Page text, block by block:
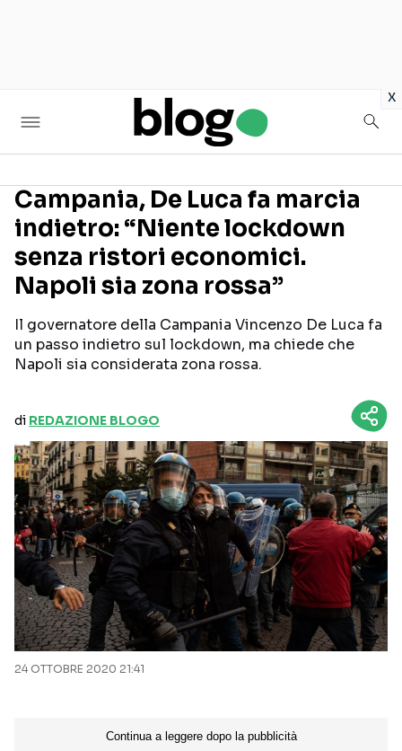
x
Seguici sui social
Campania, De Luca fa marcia
indietro: “Niente lockdown
senza ristori economici.
Napoli sia zona rossa”
Il governatore della Campania Vincenzo De Luca fa
un passo indietro sul lockdown, ma chiede che
Napoli sia considerata zona rossa.
di REDAZIONE BLOGO
24 OTTOBRE 2020 21:41